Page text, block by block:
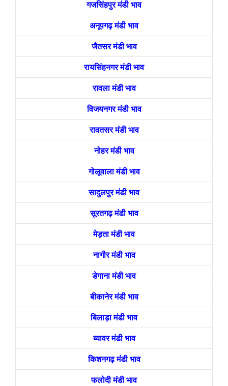
गजसिंहपुर मंडी भाव
अनूपगढ़ मंडी भाव
जैतसर मंडी भाव
रायसिंहनगर मंडी भाव
रावला मंडी भाव
विजयनगर मंडी भाव
रावतसर मंडी भाव
नोहर मंडी भाव
गोलूवाला मंडी भाव
सादुलपुर मंडी भाव
सूरतगढ़ मंडी भाव
मेड़ता मंडी भाव
नागौर मंडी भाव
डेगाना मंडी भाव
बीकानेर मंडी भाव
बिलाड़ा मंडी भाव
ब्यावर मंडी भाव
किशनगढ़ मंडी भाव
फलोदी मंडी भाव